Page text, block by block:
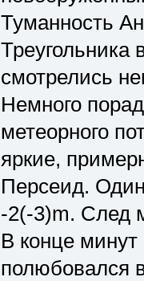
Туманность
Треугольника
смотрелись
Немного
метеорного
яркие,
Персеид.
-2(-3)m. След
В конце минут
полюбовался